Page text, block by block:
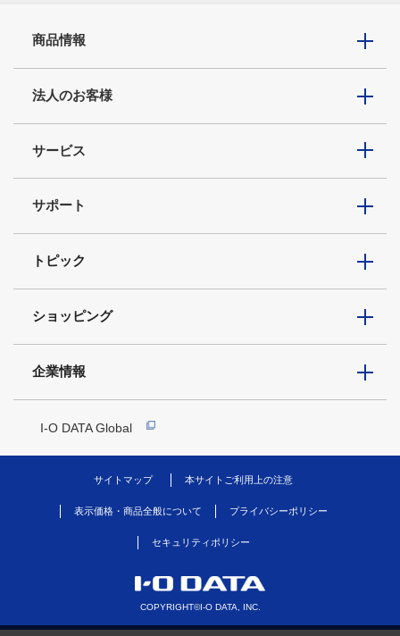
商品情報
法人のお客様
サービス
サポート
トピック
ショッピング
企業情報
I-O DATA Global
サイトマップ 本サイトご利用上の注意
表示価格・商品全般について プライバシーポリシー
セキュリティポリシー
COPYRIGHT©I-O DATA, INC.